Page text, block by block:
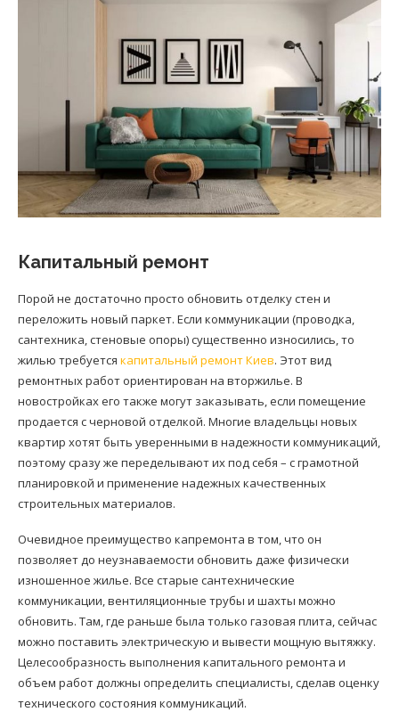
Капитальный ремонт
Порой не достаточно просто обновить отделку стен и
переложить новый паркет. Если коммуникации (проводка,
сантехника, стеновые опоры) существенно износились, то
жилью требуется капитальный ремонт Киев. Этот вид
ремонтных работ ориентирован на вторжилье. В
новостройках его также могут заказывать, если помещение
продается с черновой отделкой. Многие владельцы новых
квартир хотят быть уверенными в надежности коммуникаций,
поэтому сразу же переделывают их под себя – с грамотной
планировкой и применение надежных качественных
строительных материалов.
Очевидное преимущество капремонта в том, что он
позволяет до неузнаваемости обновить даже физически
изношенное жилье. Все старые сантехнические
коммуникации, вентиляционные трубы и шахты можно
обновить. Там, где раньше была только газовая плита, сейчас
можно поставить электрическую и вывести мощную вытяжку.
Целесообразность выполнения капитального ремонта и
объем работ должны определить специалисты, сделав оценку
технического состояния коммуникаций.